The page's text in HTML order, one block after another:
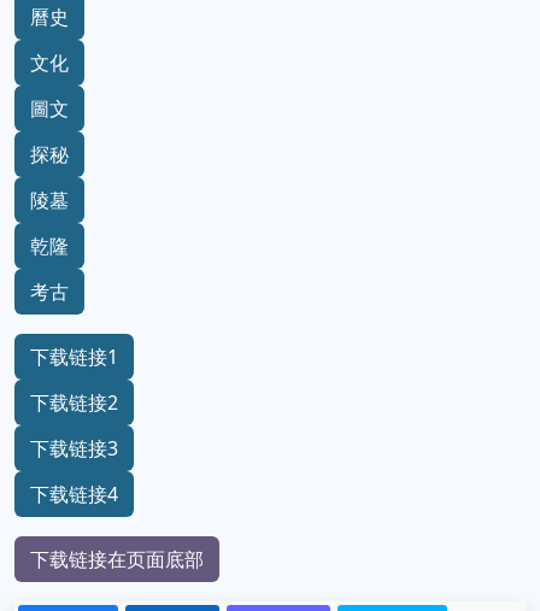
曆史
文化
圖文
探秘
陵墓
乾隆
考古
下载链接1
下载链接2
下载链接3
下载链接4
下载链接在页面底部